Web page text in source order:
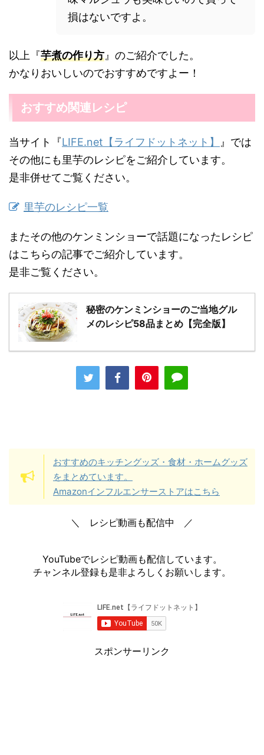
損はないですよ。
以上『芋煮の作り方』のご紹介でした。
かなりおいしいのでおすすめですよー！
おすすめ関連レシピ
当サイト『LIFE.net【ライフドットネット】 』では
その他にも里芋のレシピをご紹介しています。
是非併せてご覧ください。
里芋のレシピ一覧
またその他のケンミンショーで話題になったレシピ
はこちらの記事でご紹介しています。
是非ご覧ください。
秘密のケンミンショーのご当地グル
メのレシピ58品まとめ【完全版】
おすすめのキッチングッズ・食材・ホームグッズ
をまとめています。
Amazonインフルエンサーストアはこちら
＼ レシピ動画も配信中 ／
YouTubeでレシピ動画も配信しています。
チャンネル登録も是非よろしくお願いします。
スポンサーリンク